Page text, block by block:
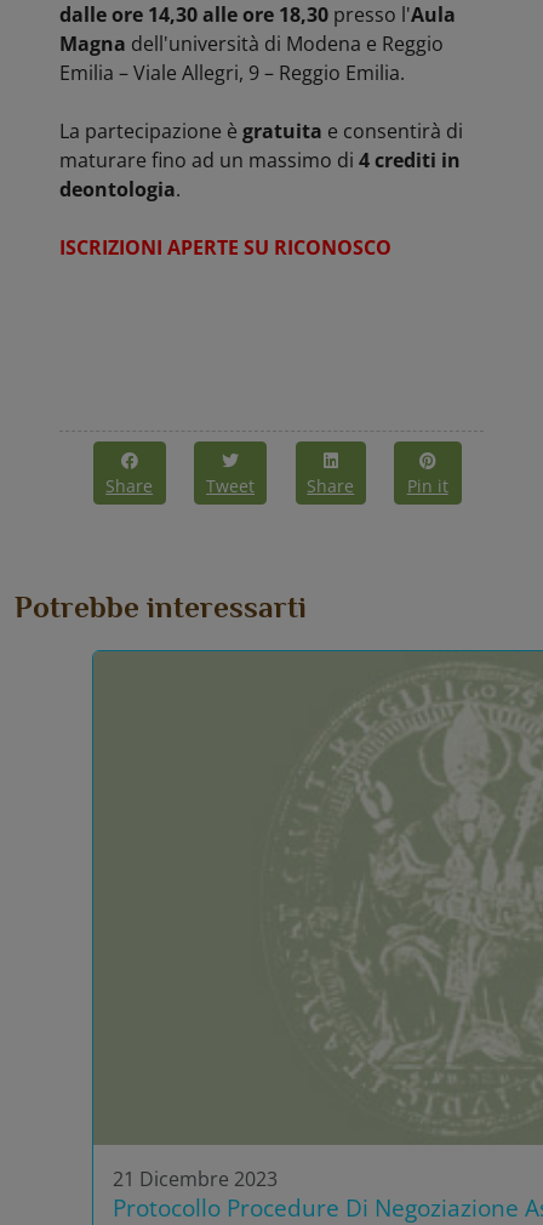
dalle ore 14,30 alle ore 18,30 presso l'Aula
Magna dell'università di Modena e Reggio
Emilia – Viale Allegri, 9 – Reggio Emilia.
La partecipazione è gratuita e consentirà di
maturare fino ad un massimo di4 crediti in
deontologia.
ISCRIZIONI APERTE SU RICONOSCO
Share Tweet Share Pin it
Potrebbe interessarti
21 Dicembre 2023
Protocollo Procedure Di Negoziazione